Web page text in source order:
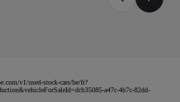
v1/used-stock-cars/be/fr?
a47c-4b7c-82dd-